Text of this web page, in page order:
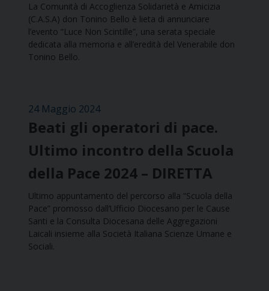
La Comunità di Accoglienza Solidarietà e Amicizia
(C.A.S.A) don Tonino Bello è lieta di annunciare
l’evento “Luce Non Scintille”, una serata speciale
dedicata alla memoria e all’eredità del Venerabile don
Tonino Bello.
24 Maggio 2024
Beati gli operatori di pace.
Ultimo incontro della Scuola
della Pace 2024 – DIRETTA
Ultimo appuntamento del percorso alla “Scuola della
Pace” promosso dall’Ufficio Diocesano per le Cause
Santi e la Consulta Diocesana delle Aggregazioni
Laicali insieme alla Società Italiana Scienze Umane e
Sociali.